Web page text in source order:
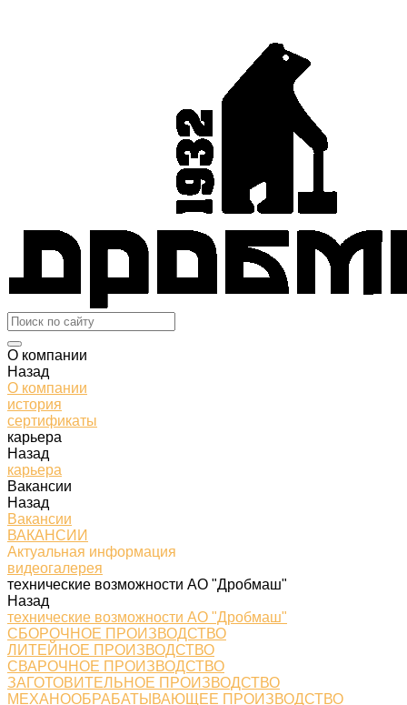
О компании
Назад
О компании
история
сертификаты
карьера
Назад
карьера
Вакансии
Назад
Вакансии
ВАКАНСИИ
Актуальная информация
видеогалерея
технические возможности АО "Дробмаш"
Назад
технические возможности АО "Дробмаш"
СБОРОЧНОЕ ПРОИЗВОДСТВО
ЛИТЕЙНОЕ ПРОИЗВОДСТВО
СВАРОЧНОЕ ПРОИЗВОДСТВО
ЗАГОТОВИТЕЛЬНОЕ ПРОИЗВОДСТВО
МЕХАНООБРАБАТЫВАЮЩЕЕ ПРОИЗВОДСТВО